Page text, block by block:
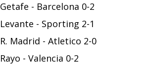
Getafe - Barcelona 0-2
Levante - Sporting 2-1
R. Madrid - Atletico 2-0
Rayo - Valencia 0-2